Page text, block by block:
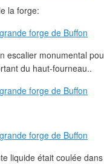
la forge:
escalier monumental
du haut-fourneau..
liquide était coulée